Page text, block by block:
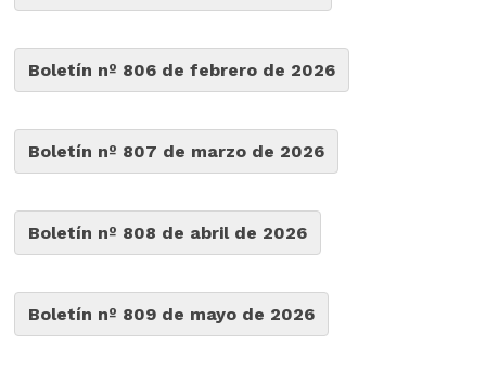
Boletín nº 806 de febrero de 2026
Boletín nº 807 de marzo de 2026
Boletín nº 808 de abril de 2026
Boletín nº 809 de mayo de 2026